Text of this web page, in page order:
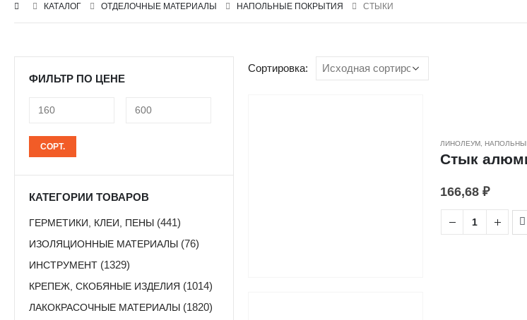
КАТАЛОГ ОТДЕЛОЧНЫЕ МАТЕРИАЛЫ НАПОЛЬНЫЕ ПОКРЫТИЯ СТЫКИ
Сортировка:
ЛИНОЛЕУМ,
Стык
166,68 ₽
ФИЛЬТР ПО ЦЕНЕ
Минимальная
Максимальная
СОРТ.
КАТЕГОРИИ ТОВАРОВ
ГЕРМЕТИКИ, КЛЕИ, ПЕНЫ (441)
ИЗОЛЯЦИОННЫЕ МАТЕРИАЛЫ (76)
ИНСТРУМЕНТ (1329)
КРЕПЕЖ, СКОБЯНЫЕ ИЗДЕЛИЯ (1014)
ЛАКОКРАСОЧНЫЕ МАТЕРИАЛЫ (1820)